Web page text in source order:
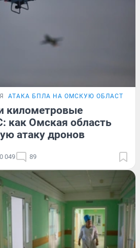
АТАКА БПЛА НА ОМСКУЮ ОБЛАСТЬ
километровые
как Омская область
атаку дронов
049 89